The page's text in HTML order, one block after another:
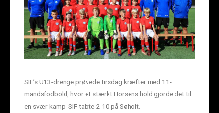
SIF’s U13-drenge prøvede tirsdag kræfter med 11-
mandsfodbold, hvor et stærkt Horsens hold gjorde det til
en svær kamp. SIF tabte 2-10 på Søholt.